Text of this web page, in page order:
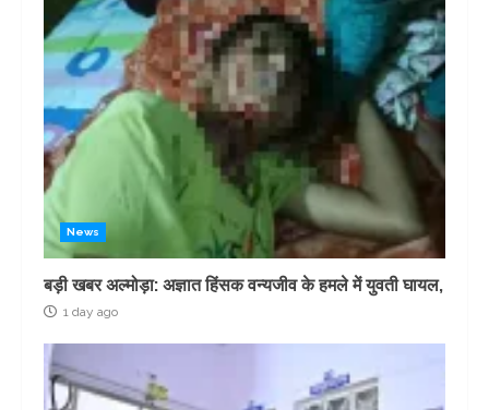
News
बड़ी खबर अल्मोड़ा: अज्ञात हिंसक वन्यजीव के हमले में युवती घायल,
1 day ago